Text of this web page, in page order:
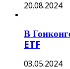
20.08.2024
В
ETF
03.05.2024